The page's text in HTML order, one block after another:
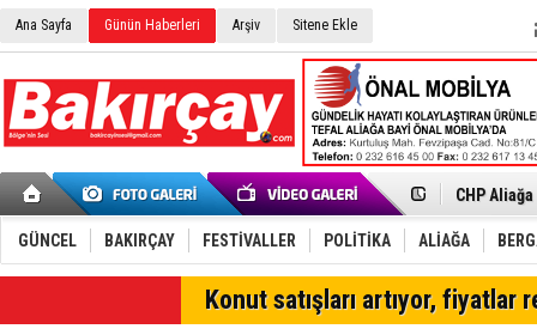
Ana Sayfa Günün Haberleri Arşiv Sitene Ekle
İzmir'in
Çağrısı
Onat
Menemen
Aliağa'da
Furkan
Chp
AK Parti
GÜNCEL BAKIRÇAY FESTİVALLER POLİTİKA ALİAĞA
Konut satışları artıyor, fiyatlar